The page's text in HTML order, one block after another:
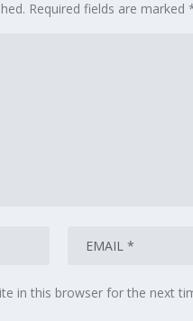
Required fields are marked
in this browser for the next